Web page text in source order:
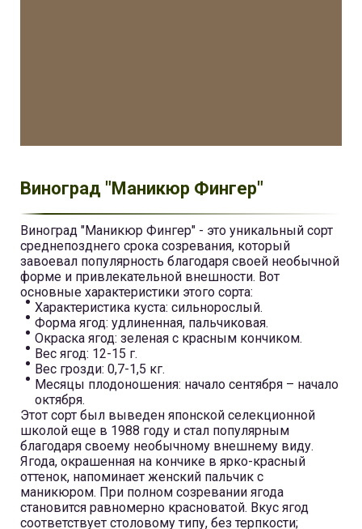
Виноград "Маникюр Фингер"
Виноград "Маникюр Фингер" - это уникальный сорт
среднепозднего срока созревания, который
завоевал популярность благодаря своей необычной
форме и привлекательной внешности. Вот
основные характеристики этого сорта:
Характеристика куста: сильнорослый.
Форма ягод: удлиненная, пальчиковая.
Окраска ягод: зеленая с красным кончиком.
Вес ягод: 12-15 г.
Вес грозди: 0,7-1,5 кг.
Месяцы плодоношения: начало сентября – начало
октября.
Этот сорт был выведен японской селекционной
школой еще в 1988 году и стал популярным
благодаря своему необычному внешнему виду.
Ягода, окрашенная на кончике в ярко-красный
оттенок, напоминает женский пальчик с
маникюром. При полном созревании ягода
становится равномерно красноватой. Вкус ягод
соответствует столовому типу, без терпкости;